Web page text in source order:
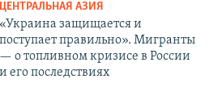
ЦЕНТРАЛЬНАЯ АЗИЯ
«Украина защищается и
поступает правильно». Мигранты
— о топливном кризисе в России
и его последствиях